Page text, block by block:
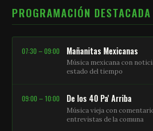
PROGRAMACIÓN DESTACADA
07:30 – 09:00 Mañanitas Mexicanas
Música mexicana con
estado del tiempo
09:00 – 10:00 De los 40 Pa' Arriba
Música vieja con
entrevistas de la comuna